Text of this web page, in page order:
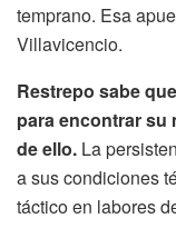
temprano. Esa
Villavicencio.
Restrepo sabe
para encontrar su
de ello. La
a sus condiciones
táctico en labores